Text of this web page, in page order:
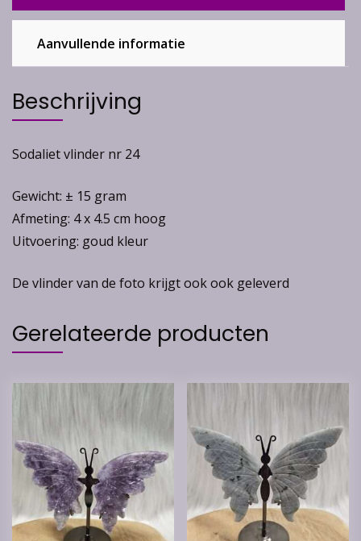
Aanvullende informatie
Beschrijving
Sodaliet vlinder nr 24
Gewicht: ± 15 gram
Afmeting: 4 x 4.5 cm hoog
Uitvoering: goud kleur
De vlinder van de foto krijgt ook ook geleverd
Gerelateerde producten